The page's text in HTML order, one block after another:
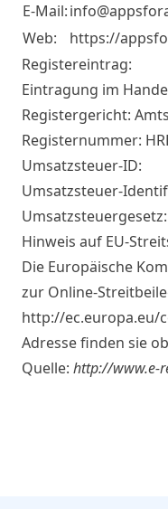
E-Mail:
Web:
https://
Registereintrag:
Eintragung im
Registergericht:
Registernummer:
Umsatzsteuer-ID:
Umsatzsteuer-
Hinweis auf EU-
Die Europäische
zur Online-
http://ec.europa.eu/
Adresse finden sie
Quelle: http://www.e-